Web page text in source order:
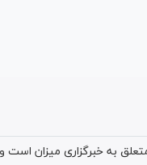
به خبرگزاری میزان است و